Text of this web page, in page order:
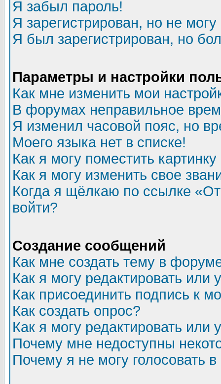
Я забыл пароль!
Я зарегистрирован, но не могу
Я был зарегистрирован, но
Параметры и настройки
Как мне изменить мои
В форумах неправильное
Я изменил часовой пояс, но
Моего языка нет в списке!
Как я могу поместить
Как я могу изменить свое
Когда я щёлкаю по ссылке
войти?
Создание сообщений
Как мне создать тему в
Как я могу редактировать или
Как присоединить подпись к
Как создать опрос?
Как я могу редактировать или
Почему мне недоступны
Почему я не могу голосовать